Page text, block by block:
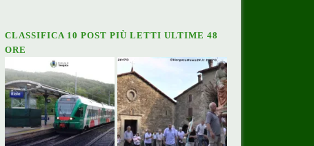
CLASSIFICA 10 POST PIÙ LETTI ULTIME 48
ORE